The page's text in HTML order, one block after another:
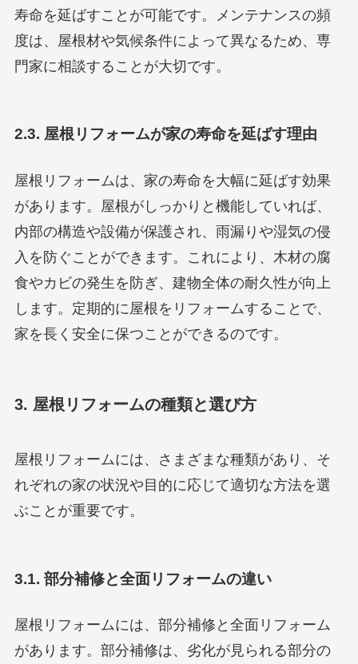
寿命を延ばすことが可能です。メンテナンスの頻
度は、屋根材や気候条件によって異なるため、専
門家に相談することが大切です。
2.3. 屋根リフォームが家の寿命を延ばす理由
屋根リフォームは、家の寿命を大幅に延ばす効果
があります。屋根がしっかりと機能していれば、
内部の構造や設備が保護され、雨漏りや湿気の侵
入を防ぐことができます。これにより、木材の腐
食やカビの発生を防ぎ、建物全体の耐久性が向上
します。定期的に屋根をリフォームすることで、
家を長く安全に保つことができるのです。
3. 屋根リフォームの種類と選び方
屋根リフォームには、さまざまな種類があり、そ
れぞれの家の状況や目的に応じて適切な方法を選
ぶことが重要です。
3.1. 部分補修と全面リフォームの違い
屋根リフォームには、部分補修と全面リフォーム
があります。部分補修は、劣化が見られる部分の